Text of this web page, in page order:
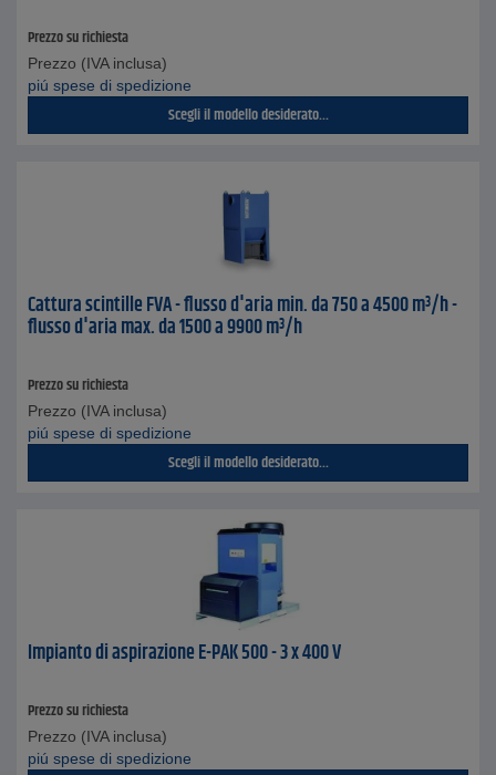
Prezzo su richiesta
Prezzo (IVA inclusa)
piú spese di spedizione
Scegli il modello desiderato...
Cattura scintille FVA - flusso d'aria min. da 750 a 4500 m³/h -
flusso d'aria max. da 1500 a 9900 m³/h
Prezzo su richiesta
Prezzo (IVA inclusa)
piú spese di spedizione
Scegli il modello desiderato...
Impianto di aspirazione E-PAK 500 - 3 x 400 V
Prezzo su richiesta
Prezzo (IVA inclusa)
piú spese di spedizione